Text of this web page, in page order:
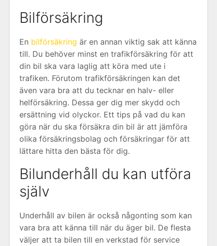
Bilförsäkring
En bilförsäkring är en annan viktig sak att känna
till. Du behöver minst en trafikförsäkring för att
din bil ska vara laglig att köra med ute i
trafiken. Förutom trafikförsäkringen kan det
även vara bra att du tecknar en halv- eller
helförsäkring. Dessa ger dig mer skydd och
ersättning vid olyckor. Ett tips på vad du kan
göra när du ska försäkra din bil är att jämföra
olika försäkringsbolag och försäkringar för att
lättare hitta den bästa för dig.
Bilunderhåll du kan utföra
själv
Underhåll av bilen är också någonting som kan
vara bra att känna till när du äger bil. De flesta
väljer att ta bilen till en verkstad för service